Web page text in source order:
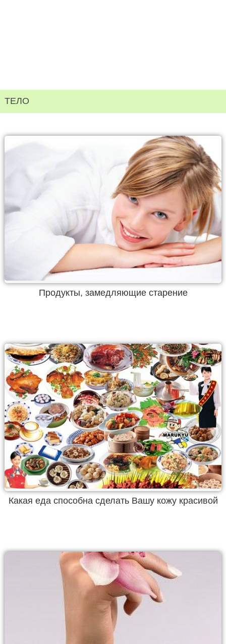
ТЕЛО
Продукты, замедляющие старение
Какая еда способна сделать Вашу кожу красивой